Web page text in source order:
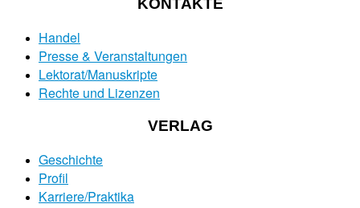
KONTAKTE
Handel
Presse & Veranstaltungen
Lektorat/Manuskripte
Rechte und Lizenzen
VERLAG
Geschichte
Profil
Karriere/Praktika